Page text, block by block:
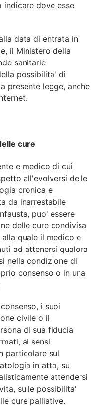
indicare dove esse
data di entrata in
il Ministero della
sanitarie
possibilita' di
presente legge, anche
cure
e medico di cui
all'evolversi delle
cronica e
da inarrestabile
puo' essere
delle cure condivisa
quale il medico e
ad attenersi qualora
nella condizione di
consenso o in una
i suoi
civile o il
di sua fiducia
ai sensi
particolare sul
in atto, su
attendersi
sulle possibilita'
cure palliative.